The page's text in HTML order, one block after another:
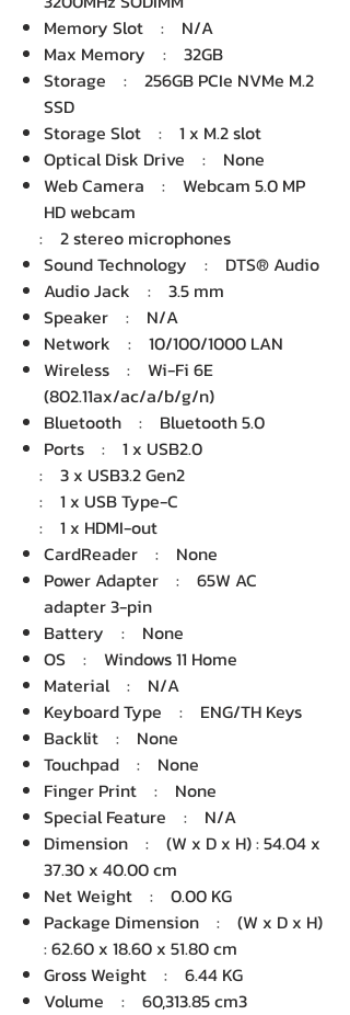
Memory Slot : N/A
Max Memory : 32GB
Storage : 256GB PCIe NVMe M.2
SSD
Storage Slot : 1 x M.2 slot
Optical Disk Drive : None
Web Camera : Webcam 5.0 MP
HD webcam
: 2 stereo microphones
Sound Technology : DTS® Audio
Audio Jack : 3.5 mm
Speaker : N/A
Network : 10/100/1000 LAN
Wireless : Wi-Fi 6E
(802.11ax/ac/a/b/g/n)
Bluetooth : Bluetooth 5.0
Ports : 1 x USB2.0
: 3 x USB3.2 Gen2
: 1 x USB Type-C
: 1 x HDMI-out
CardReader : None
Power Adapter : 65W AC
adapter 3-pin
Battery : None
OS : Windows 11 Home
Material : N/A
Keyboard Type : ENG/TH Keys
Backlit : None
Touchpad : None
Finger Print : None
Special Feature : N/A
Dimension : (W x D x H) : 54.04 x
37.30 x 40.00 cm
Net Weight : 0.00 KG
Package Dimension : (W x D x H)
: 62.60 x 18.60 x 51.80 cm
Gross Weight : 6.44 KG
Volume : 60,313.85 cm3